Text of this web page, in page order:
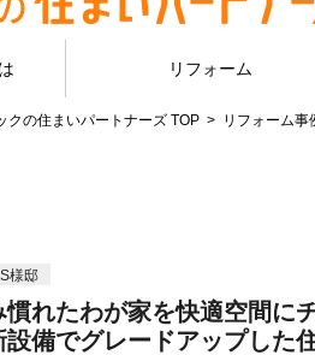
リフォーム
クの住まいパートナーズ TOP リフォーム事
様邸
慣れたわが家を快適空間に
設備でグレードアップした住